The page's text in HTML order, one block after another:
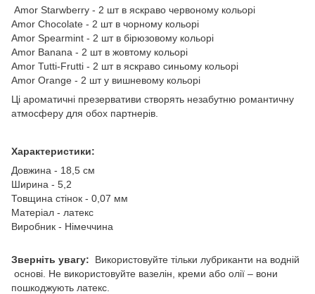
Amor Starwberry - 2 шт в яскраво червоному кольорі
Amor Chocolate - 2 шт в чорному кольорі
Amor Spearmint - 2 шт в бірюзовому кольорі
Amor Banana - 2 шт в жовтому кольорі
Amor Tutti-Frutti - 2 шт в яскраво синьому кольорі
Amor Orange - 2 шт у вишневому кольорі
Ці ароматичні презервативи створять незабутню романтичну
атмосферу для обох партнерів.
Характеристики:
Довжина - 18,5 см
Ширина - 5,2
Товщина стінок - 0,07 мм
Матеріал - латекс
Виробник - Німеччина
Зверніть увагу: Використовуйте тільки лубриканти на водній
основі. Не використовуйте вазелін, креми або олії – вони
пошкоджують латекс.